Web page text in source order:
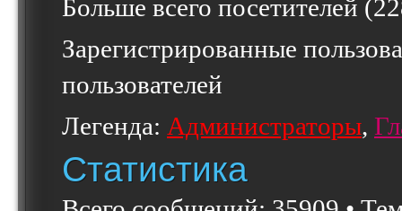
Больше всего посетителей (
Зарегистрированные
пользователей
Легенда: Администраторы,
Статистика